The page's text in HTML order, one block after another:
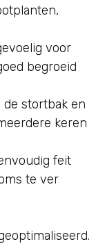
voor
begroeid
de stortbak en
keren
feit
te ver